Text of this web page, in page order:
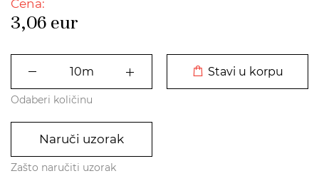
Cena:
3,06 eur
Stavi u korpu
Odaberi količinu
Naruči uzorak
Zašto naručiti uzorak